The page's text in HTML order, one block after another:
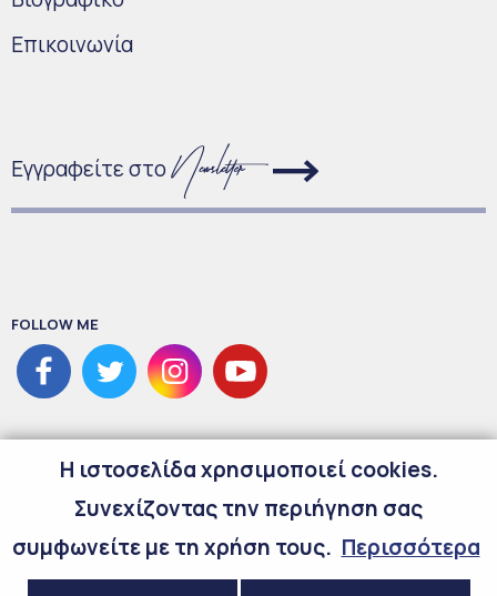
Επικοινωνία
Εγγραφείτε στο
FOLLOW ME
H ιστοσελίδα χρησιμοποιεί cookies.
Συνεχίζοντας την περιήγηση σας
συμφωνείτε με τη χρήση τους. Περισσότερα